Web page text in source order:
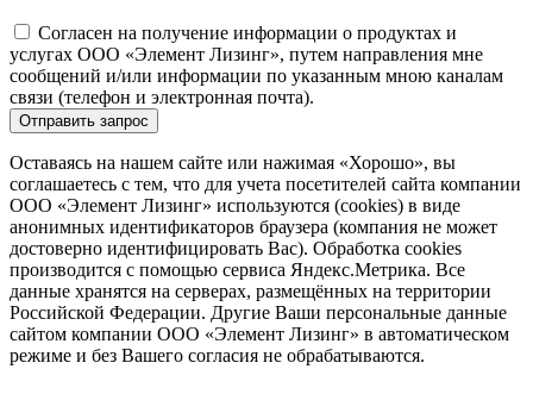
Согласен на получение информации о продуктах и
услугах ООО «Элемент Лизинг», путем направления мне
сообщений и/или информации по указанным мною каналам
связи (телефон и электронная почта).
Отправить запрос
Оставаясь на нашем сайте или нажимая «Хорошо», вы
соглашаетесь с тем, что для учета посетителей сайта компании
ООО «Элемент Лизинг» используются (cookies) в виде
анонимных идентификаторов браузера (компания не может
достоверно идентифицировать Вас). Обработка cookies
производится с помощью сервиса Яндекс.Метрика. Все
данные хранятся на серверах, размещённых на территории
Российской Федерации. Другие Ваши персональные данные
сайтом компании ООО «Элемент Лизинг» в автоматическом
режиме и без Вашего согласия не обрабатываются.